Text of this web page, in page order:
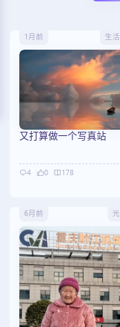
1月前 生
又打算做一个写真站
4 0 178
6月前